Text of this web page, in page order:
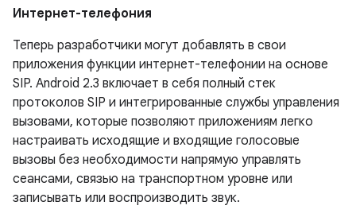
Интернет-телефония
Теперь разработчики могут добавлять в свои
приложения функции интернет-телефонии на основе
SIP. Android 2.3 включает в себя полный стек
протоколов SIP и интегрированные службы управления
вызовами, которые позволяют приложениям легко
настраивать исходящие и входящие голосовые
вызовы без необходимости напрямую управлять
сеансами, связью на транспортном уровне или
записывать или воспроизводить звук.